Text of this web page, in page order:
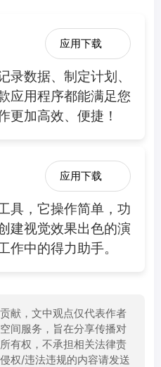
应用下载
录数据、制定计划、
应用程序都能满足您
更加高效、便捷！
应用下载
具，它操作简单，功
建视觉效果出色的演
作中的得力助手。
献，文中观点仅代表作者
间服务，旨在分享传播对
有权，不承担相关法律责
权/违法违规的内容请发送